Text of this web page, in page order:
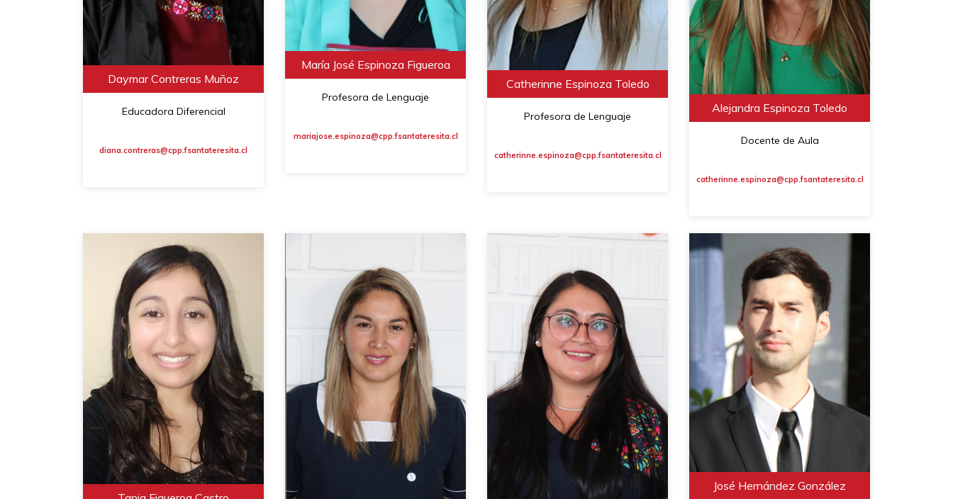
Daymar Contreras Muñoz
Educadora Diferencial
diana.contreras@cpp.fsantateresita.cl
María José Espinoza Figueroa
Profesora de Lenguaje
mariajose.espinoza@cpp.fsantateresita.cl
Catherinne Espinoza Toledo
Profesora de Lenguaje
catherinne.espinoza@cpp.fsantateresita.cl
Alejandra Espinoza Toledo
Docente de Aula
catherinne.espinoza@cpp.fsantateresita.cl
José Hernández González